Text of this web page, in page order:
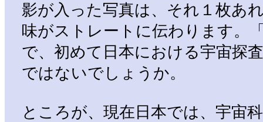
影が入った写真は、それ１枚あ
味がストレートに伝わります。
で、初めて日本における宇宙探
ではないでしょうか。
ところが、現在日本では、宇宙